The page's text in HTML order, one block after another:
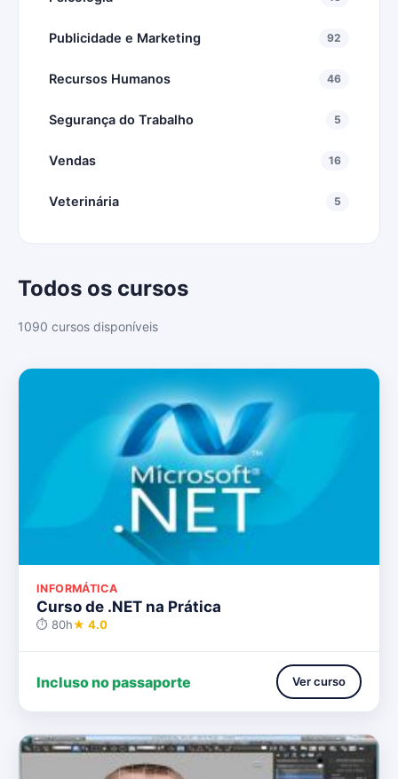
Publicidade e Marketing 92
Recursos Humanos 46
Segurança do Trabalho 5
Vendas 16
Veterinária 5
Todos os cursos
1090 cursos disponíveis
INFORMÁTICA
Curso de .NET na Prática
⏱ 80h★ 4.0
Incluso no passaporte Ver curso